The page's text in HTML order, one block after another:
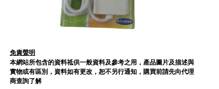
免責聲明
本網站所包含的資料祗供一般資料及參考之用，產品圖片及描述與
實物或有區別，資料如有更改，恕不另行通知，購買前請先向代理
商查詢了解